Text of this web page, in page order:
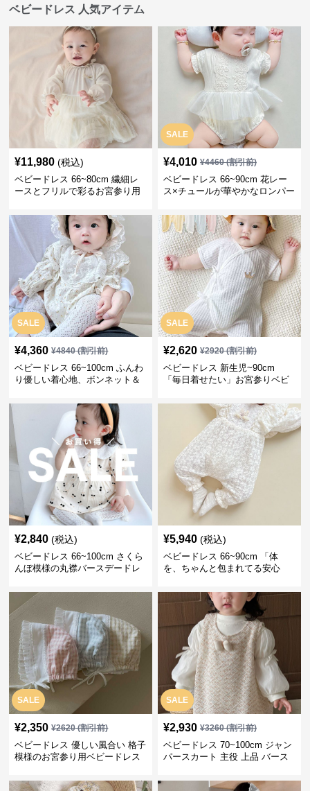
ベビードレス 人気アイテム
¥11,980 (税込)
ベビードレス 66~80cm 繊細レ
ースとフリルで彩るお宮参り用
SALE
¥4,010 ¥4460(割引前)
ベビードレス 66~90cm 花レー
ス×チュールが華やかなロンパー
SALE
¥4,360 ¥4840(割引前)
ベビードレス 66~100cm ふんわ
り優しい着心地、ボンネット＆
レス 記念フォト
SALE
¥2,620 ¥2920(割引前)
ベビードレス 新生児~90cm
「毎日着せたい」お宮参りベビ
¥2,840 (税込)
ベビードレス 66~100cm さくら
んぼ模様の丸襟バースデードレ
¥5,940 (税込)
ベビードレス 66~90cm 「体
を、ちゃんと包まれてる安心
参り
SALE
¥2,350 ¥2620(割引前)
ベビードレス 優しい風合い 格子
模様のお宮参り用ベビードレス
SALE
¥2,930 ¥3260(割引前)
ベビードレス 70~100cm ジャン
パースカート 主役 上品 バース
露目 秋冬春